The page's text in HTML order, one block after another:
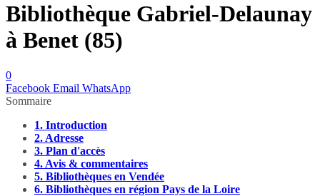
Bibliothèque Gabriel-Delaunay
à Benet (85)
0
Facebook Email WhatsApp
Sommaire
1. Introduction
2. Adresse
3. Plan d'accès
4. Avis & commentaires
5. Bibliothèques en Vendée
6. Bibliothèques en région Pays de la Loire